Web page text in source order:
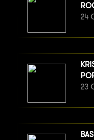
24
23
BAS